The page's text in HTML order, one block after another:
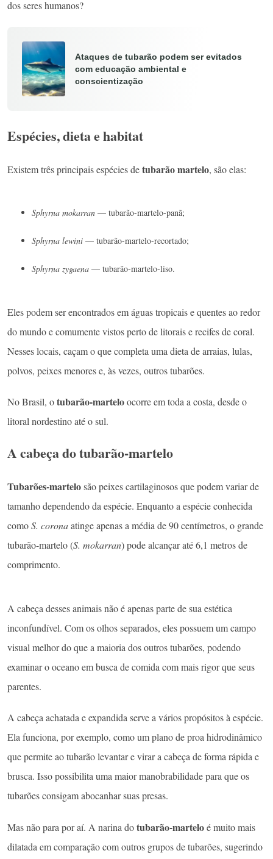
dos seres humanos?
Ataques de tubarão podem ser evitados
com educação ambiental e
conscientização
Espécies, dieta e habitat
Existem três principais espécies detubarão martelo, são elas:
Sphyrna mokarran — tubarão-martelo-panã;
Sphyrna lewini — tubarão-martelo-recortado;
Sphyrna zygaena — tubarão-martelo-liso.
Eles podem ser encontrados em águas tropicais e quentes ao redor
do mundo e comumente vistos perto de litorais e recifes de coral.
Nesses locais, caçam o que completa uma dieta de arraias, lulas,
polvos, peixes menores e, às vezes, outros tubarões.
No Brasil, otubarão-marteloocorre em toda a costa, desde o
litoral nordestino até o sul.
A cabeça do tubarão-martelo
Tubarões-martelosão peixes cartilaginosos que podem variar de
tamanho dependendo da espécie. Enquanto a espécie conhecida
comoS. coronaatinge apenas a média de 90 centímetros, o grande
tubarão-martelo (S. mokarran) pode alcançar até 6,1 metros de
comprimento.
A cabeça desses animais não é apenas parte de sua estética
inconfundível. Com os olhos separados, eles possuem um campo
visual melhor do que a maioria dos outros tubarões, podendo
examinar o oceano em busca de comida com mais rigor que seus
parentes.
A cabeça achatada e expandida serve a vários propósitos à espécie.
Ela funciona, por exemplo, como um plano de proa hidrodinâmico
que permite ao tubarão levantar e virar a cabeça de forma rápida e
brusca. Isso possibilita uma maior manobrabilidade para que os
tubarões consigam abocanhar suas presas.
Mas não para por aí. A narina dotubarão-marteloé muito mais
dilatada em comparação com outros grupos de tubarões, sugerindo